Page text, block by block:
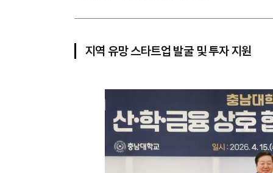
지역 유망 스타트업 발굴 및 투자 지원